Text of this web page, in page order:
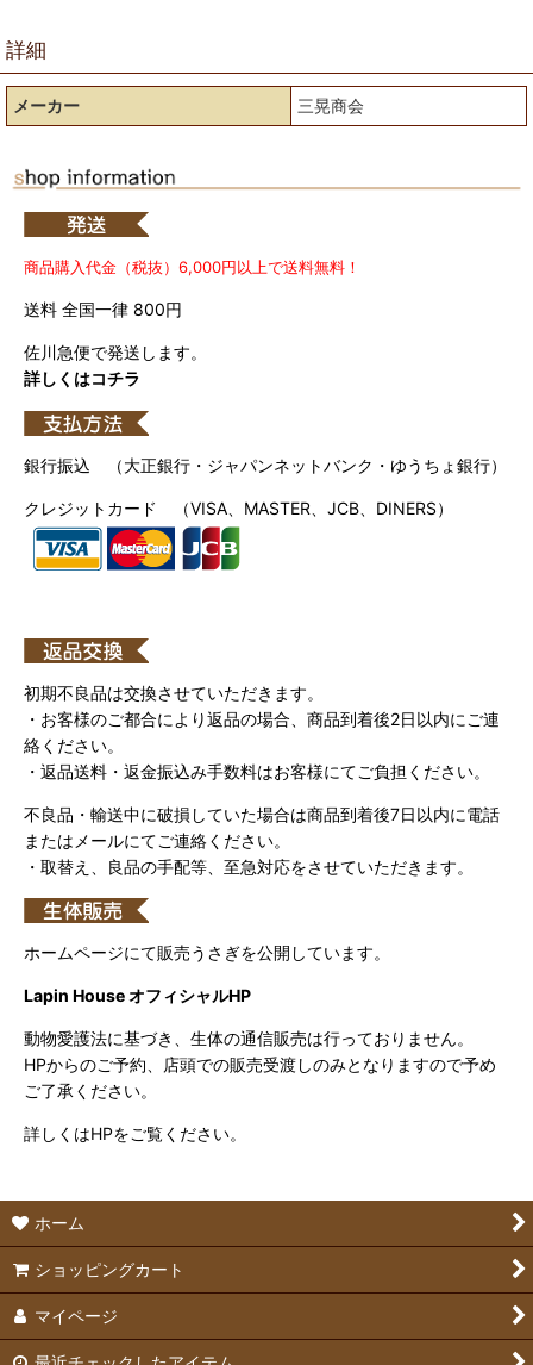
詳細
メーカー 三晃商会
商品購入代金（税抜）6,000円以上で送料無料！
送料 全国一律 800円
佐川急便で発送します。
詳しくはコチラ
銀行振込 （大正銀行・ジャパンネットバンク・ゆうちょ銀行）
クレジットカード （VISA、MASTER、JCB、DINERS）
初期不良品は交換させていただきます。
・お客様のご都合により返品の場合、商品到着後2日以内にご連
絡ください。
・返品送料・返金振込み手数料はお客様にてご負担ください。
不良品・輸送中に破損していた場合は商品到着後7日以内に電話
またはメールにてご連絡ください。
・取替え、良品の手配等、至急対応をさせていただきます。
ホームページにて販売うさぎを公開しています。
Lapin House オフィシャルHP
動物愛護法に基づき、生体の通信販売は行っておりません。
HPからのご予約、店頭での販売受渡しのみとなりますので予め
ご了承ください。
詳しくはHPをご覧ください。
ホーム
ショッピングカート
マイページ